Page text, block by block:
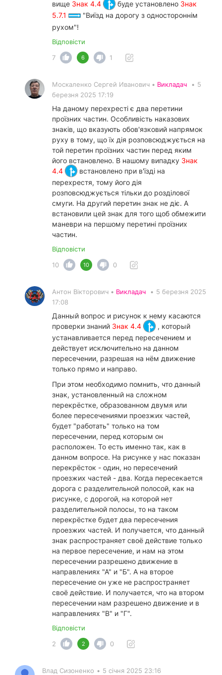
вище Знак 4.4 буде установлено Знак
5.7.1
"Виїзд на дорогу з одностороннім
рухом"!
Відповісти
7
6 1
Москаленко Сергей Иванович • Викладач • 5
березня 2025 17:19
На даному перехресті є два перетини
проїзних частин. Особливість наказових
знаків, що вказують обов'язковий напрямок
руху в тому, що їх дія розповсюджується на
той перетин проїзних частин перед яким
його встановлено. В нашому випадку Знак
4.4
встановлено при в'їзді на
перехрестя, тому його дія
розповсюджується тільки до розділової
смуги. На другий перетин знак не діє. А
встановили цей знак для того щоб обмежити
маневри на першому перетині проїзних
частин.
Відповісти
10
10 0
Антон Вікторович • Викладач • 5 березня 2025
17:08
Данный вопрос и рисунок к нему касаются
проверки знаний Знак 4.4
, который
устанавливается перед пересечением и
действует исключительно на данном
пересечении, разрешая на нём движение
только прямо и направо.
При этом необходимо помнить, что данный
знак, установленный на сложном
перекрёстке, образованном двумя или
более пересечениями проезжих частей,
будет "работать" только на том
пересечении, перед которым он
расположен. То есть именно так, как в
данном вопросе. На рисунке у нас показан
перекрёсток - один, но пересечений
проезжих частей - два. Когда пересекается
дорога с разделительной полосой, как на
рисунке, с дорогой, на которой нет
разделительной полосы, то на таком
перекрёстке будет два пересечения
проезжих частей. И получается, что данный
знак распространяет своё действие только
на первое пересечение, и нам на этом
пересечении разрешено движение в
направлениях "А" и "Б". А на второе
пересечение он уже не распространяет
своё действие. И получается, что на втором
пересечении нам разрешено движение и в
направлениях "В" и "Г".
Відповісти
2
2 0
Влад Сизоненко • 5 січня 2025 23:16